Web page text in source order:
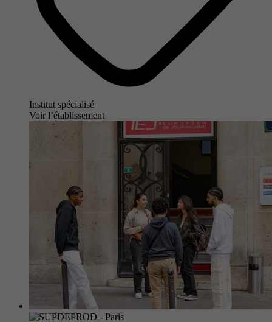
Institut spécialisé
Voir l’établissement